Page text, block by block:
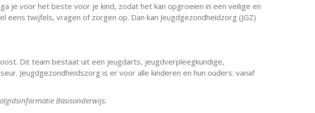
je voor het beste voor je kind, zodat het kan opgroeien in een veilige en
twijfels, vragen of zorgen op. Dan kan Jeugdgezondheidzorg (JGZ)
Dit team bestaat uit een jeugdarts, jeugdverpleegkundige,
Jeugdgezondheidszorg is er voor alle kinderen en hun ouders: vanaf
Basisonderwijs.